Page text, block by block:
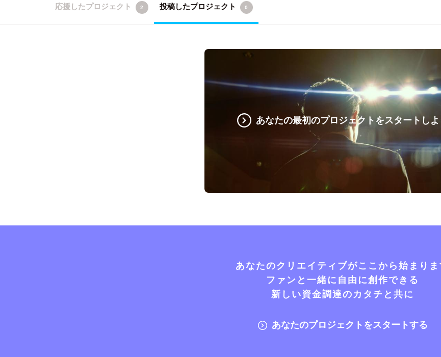
応援したプロジェクト 2 投稿したプロジェクト 0
あなたの最初のプロジェクトをスタートしよ
あなたのクリエイティブがここから始まり
ファンと一緒に自由に創作できる
新しい資金調達のカタチと共に
あなたのプロジェクトをスタートする